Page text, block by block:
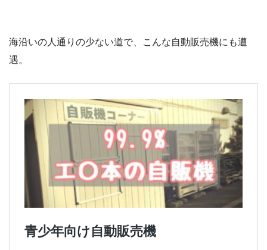
海沿いの人通りの少ない道で、こんな自動販売機にも遭
遇。